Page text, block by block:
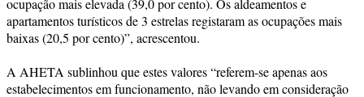
ocupação mais elevada (39,0 por cento). Os aldeamentos e
apartamentos turísticos de 3 estrelas registaram as ocupações mais
baixas (20,5 por cento)”, acrescentou.
A AHETA sublinhou que estes valores “referem-se apenas aos
estabelecimentos em funcionamento, não levando em consideração